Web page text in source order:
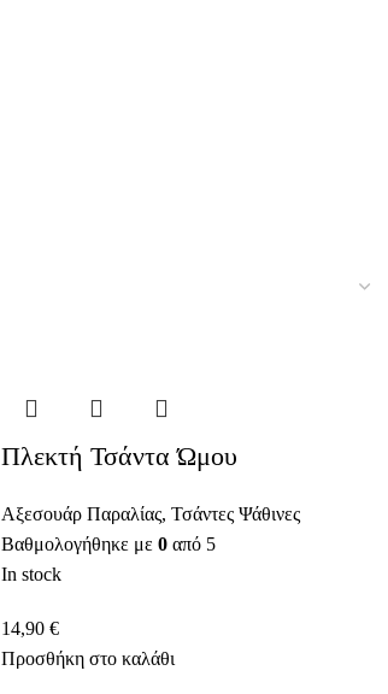
Πλεκτή Τσάντα Ώμου
Αξεσουάρ Παραλίας, Τσάντες Ψάθινες
Βαθμολογήθηκε με 0 από 5
In stock
14,90 €
Προσθήκη στο καλάθι